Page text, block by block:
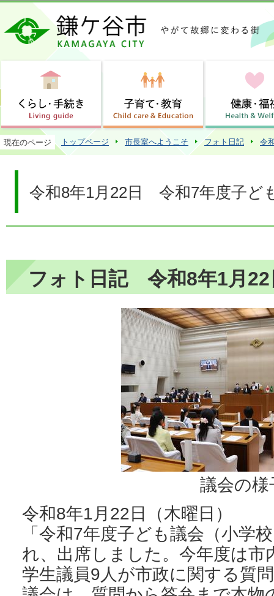
この
現在のページ トップページ 市長室へようこそ フォト日記 令
令和8年1月22日 令和7年度子ど
フォト日記 令和8年1月22
議会の様
令和8年1月22日（木曜日）
「令和7年度子ども議会（小学
れ、出席しました。今年度は市
学生議員9人が市政に関する質